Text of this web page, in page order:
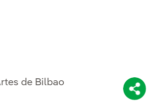
de Bilbao